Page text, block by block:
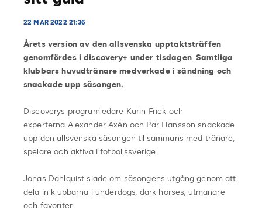
22 MAR 2022 21:36
Årets version av den allsvenska upptaktsträffen
genomfördes i discovery+ under tisdagen.Samtliga
klubbars huvudtränare medverkade i sändning och
snackade upp säsongen.
Discoverys programledare Karin Frick och
experterna Alexander Axén och Pär Hansson snackade
upp den allsvenska säsongen tillsammans med tränare,
spelare och aktiva i fotbollssverige.
Jonas Dahlquist siade om säsongens utgång genom att
dela in klubbarna i underdogs, dark horses, utmanare
och favoriter.